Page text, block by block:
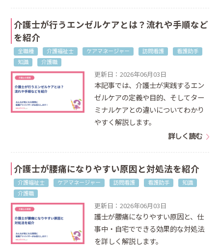
介護士が行うエンゼルケアとは？流れや手順など
を紹介
全職種 介護福祉士 ケアマネージャー 訪問看護
看護助手
知識
介護職
更新日：2026年06月03日
本記事では、介護士が実践するエン
ゼルケアの定義や目的、そしてター
ミナルケアとの違いについてわかり
やすく解説します。
詳しく読む
介護士が腰痛になりやすい原因と対処法を紹介
介護福祉士 ケアマネージャー 訪問看護 看護助手
知識
介護職
更新日：2026年06月03日
護士が腰痛になりやすい原因と、仕
事中・自宅でできる効果的な対処法
を詳しく解説します。